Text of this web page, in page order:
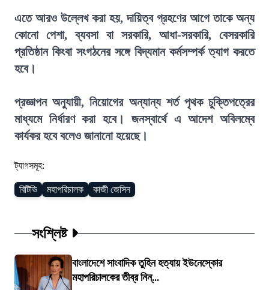
এতে আরও উল্লেখ করা হয়, দায়িত্ব গ্রহণের আগে তাকে অন্য
কোনো পেশা, ব্যবসা বা সরকারি, আধা-সরকারি, বেসরকারি
প্রতিষ্ঠান কিংবা সংগঠনের সঙ্গে বিদ্যমান কর্মসম্পর্ক ত্যাগ করতে
হবে।
প্রজ্ঞাপন অনুযায়ী, নিয়োগের অন্যান্য শর্ত পৃথক চুক্তিপত্রের
মাধ্যমে নির্ধারণ করা হবে। জনস্বার্থে এ আদেশ অবিলম্বে
কার্যকর হবে বলেও জানানো হয়েছে।
ট্যাগসমূহ:
বিটিভি মহাপরিচালক কাজী জেসিন
সংশ্লিষ্ট
বাংলাদেশে সাংবাদিক তুহিন হত্যায় ইউনেস্কোর
মহাপরিচালকের তীব্র নিন্...